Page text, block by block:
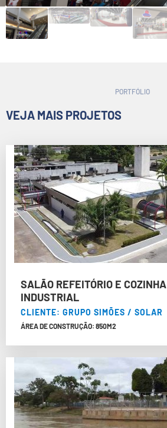
PORTFÓLIO
VEJA MAIS PROJETOS
SALÃO REFEITÓRIO E COZINHA
INDUSTRIAL
CLIENTE: GRUPO SIMÕES / SOLAR
ÁREA DE CONSTRUÇÃO: 850M2